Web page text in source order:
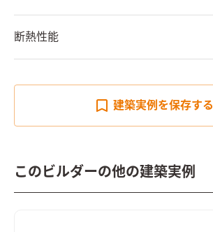
断熱性能
建築実例を保存する
このビルダーの他の建築実例